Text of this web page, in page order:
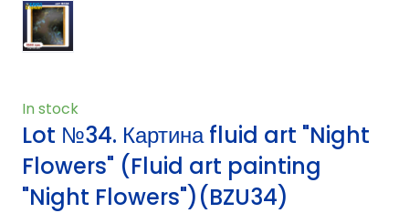
In stock
Lot №34. Картина fluid art "Night
Flowers" (Fluid art painting
"Night Flowers")(BZU34)